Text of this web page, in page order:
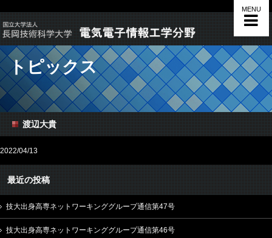
MENU
トピックス
渡辺大貴
2022/04/13
最近の投稿
技大出身高専ネットワーキンググループ通信第47号
技大出身高専ネットワーキンググループ通信第46号